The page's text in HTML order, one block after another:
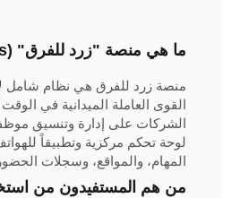
ما هي منصة "زرد للفرق" (ZARD Teams)؟
منصة زرد للفرق هي نظام شامل
القوى العاملة الميدانية في
الشركات على إدارة وتنسيق
لوحة تحكم مركزية وتطبيقاً
المهام، والمواقع، وسجلات
من هم المستفيدون من